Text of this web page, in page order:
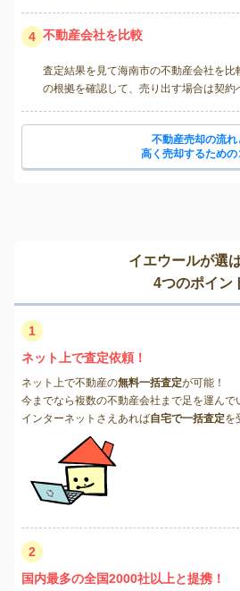
4 不動産会社を比較
査定結果を見て海南市の不動産会社を比
の根拠を確認して、売り出す場合は契約
不動産売却の流れ
高く売却するための
イエウールが選
4つのポイン
1
ネット上で査定依頼！
ネット上で不動産の無料一括査定が可能！
今までなら複数の不動産会社まで足を運ん
インターネットさえあれば自宅で一括査定を
2
国内最多の全国2000社以上と提携！